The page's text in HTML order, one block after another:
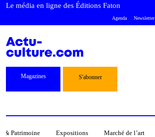
Le média en ligne des Éditions Faton
Agenda Newsletter
Magazines S'abonner
& Patrimoine Expositions Marché de l’art